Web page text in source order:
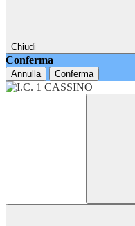
Chiudi
Conferma
Annulla Conferma